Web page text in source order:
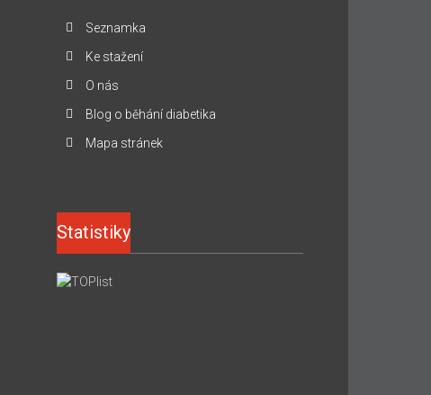
Seznamka
Ke stažení
O nás
Blog o běhání diabetika
Mapa stránek
Statistiky